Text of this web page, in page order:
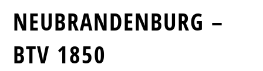
NEUBRANDENBURG –
BTV 1850